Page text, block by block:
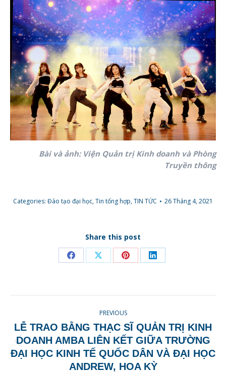
Bài và ảnh: Viện Quản trị Kinh doanh và Phòng
Truyền thông
Categories: Đào tạo đại học,Tin tổng hợp,TIN TỨC 26 Tháng 4, 2021
Share this post
Share
Facebook
Share
X
Share
Pinterest
Share
LinkedIn
NAVIGATION
PREVIOUS
Previous
post:
LỄ TRAO BẰNG THẠC SĨ QUẢN TRỊ KINH
DOANH AMBA LIÊN KẾT GIỮA TRƯỜNG
ĐẠI HỌC KINH TẾ QUỐC DÂN VÀ ĐẠI HỌC
ANDREW, HOA KỲ